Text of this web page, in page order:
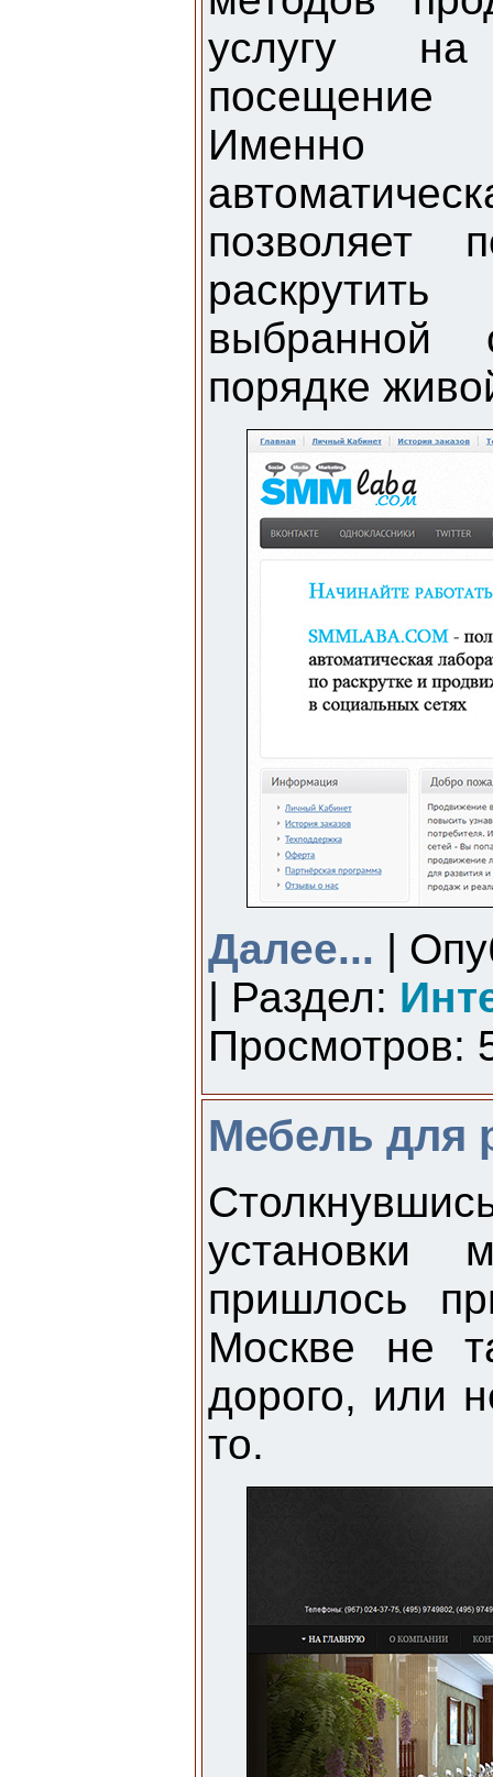
услугу
посещение
Именно
позволяет
выбранной
порядке
Далее... |
| Раздел:
Просмотров:
Мебель для
установки
пришлось
Москве не
дорого, или
то.